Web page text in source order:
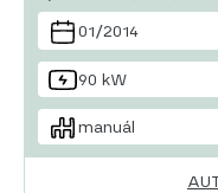
sledování únavy
posilovač řízení
svícení
01/2014
90 kW
manuál